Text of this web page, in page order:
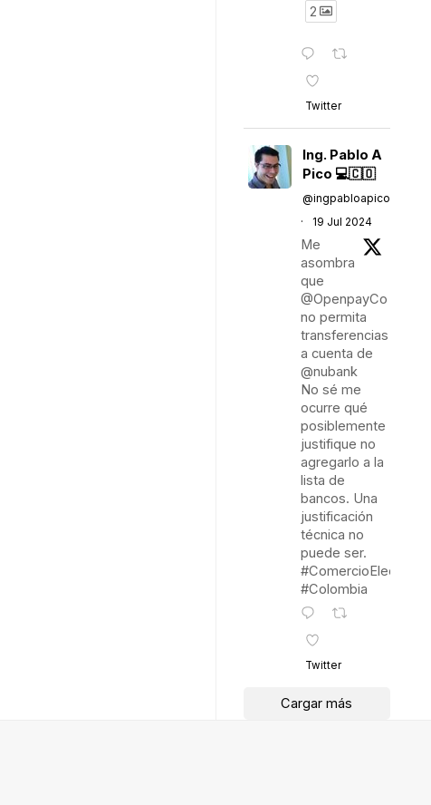
2
Twitter
Ing. Pablo A
Pico 💻🇨🇴
@ingpabloapico
·
19 Jul 2024
Me
asombra
que
@OpenpayCo
no permita
transferencias
a cuenta de
@nubank
No sé me
ocurre qué
posiblemente
justifique no
agregarlo a la
lista de
bancos. Una
justificación
técnica no
puede ser.
#Colombia
Twitter
Cargar más